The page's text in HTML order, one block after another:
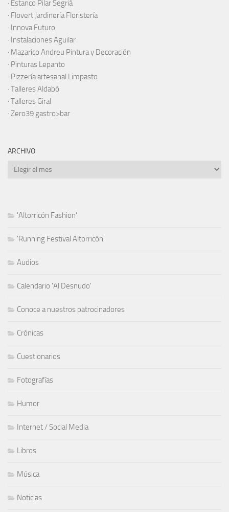
· Estanco Pilar Segrià
· Flovert Jardinería Floristería
· Innova Futuro
· Instalaciones Aguilar
· Mazarico Andreu Pintura y Decoración
· Pinturas Lepanto
· Pizzería artesanal Limpasto
· Talleres Aldabó
· Talleres Giral
· Zero39 gastro>bar
ARCHIVO
Archivo
'Altorricón Fashion'
'Running Festival Altorricón'
Audios
Calendario 'Al Desnudo'
Conoce a nuestros patrocinadores
Crónicas
Cuestionarios
Fotografías
Humor
Internet / Social Media
Libros
Música
Noticias